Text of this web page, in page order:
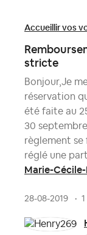
Accueillir vos
stricte
Bonjour,Je
réservation
été faite au
30
règlement se
réglé une
Marie-
28-08-2019